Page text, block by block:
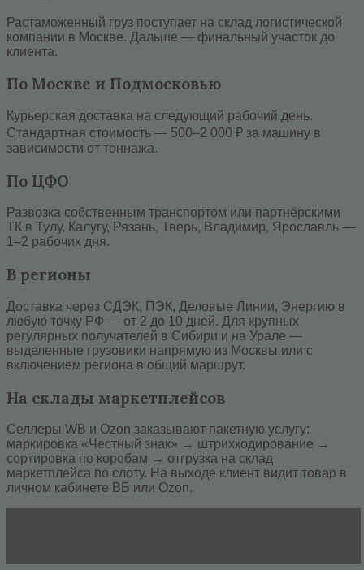
Растаможенный груз поступает на склад логистической
компании в Москве. Дальше — финальный участок до
клиента.
По Москве и Подмосковью
Курьерская доставка на следующий рабочий день.
Стандартная стоимость — 500–2 000 ₽ за машину в
зависимости от тоннажа.
По ЦФО
Развозка собственным транспортом или партнёрскими
ТК в Тулу, Калугу, Рязань, Тверь, Владимир, Ярославль —
1–2 рабочих дня.
В регионы
Доставка через СДЭК, ПЭК, Деловые Линии, Энергию в
любую точку РФ — от 2 до 10 дней. Для крупных
регулярных получателей в Сибири и на Урале —
выделенные грузовики напрямую из Москвы или с
включением региона в общий маршрут.
На склады маркетплейсов
Селлеры WB и Ozon заказывают пакетную услугу:
маркировка «Честный знак» → штрихкодирование →
сортировка по коробам → отгрузка на склад
маркетплейса по слоту. На выходе клиент видит товар в
личном кабинете ВБ или Ozon.